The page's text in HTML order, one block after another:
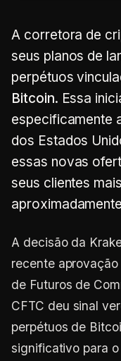
A corretora de
seus planos de
perpétuos
Bitcoin. Essa
especificamente
dos Estados
essas novas
seus clientes
A decisão da
recente
de Futuros de
CFTC deu sinal
perpétuos de
significativo para